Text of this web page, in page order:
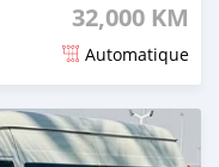
32,000 KM
Automatique